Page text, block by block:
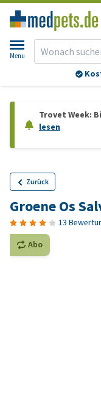
Menu
Trovet Week:
lesen
Zurück
Groene Os
13
Abo